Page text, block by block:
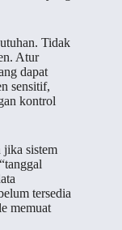
Tidak
Atur
dapat
sensitif,
kontrol
jika sistem
tersedia
memuat